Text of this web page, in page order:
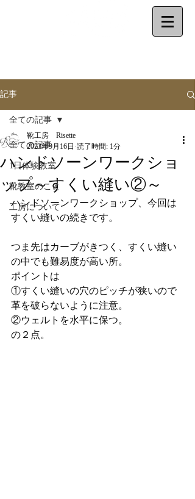
記事
全ての記事
1日体験教室
靴教室のこと
工房について
全ての記事
ハンドソーンワークショ
ップ～すくい縫い②～
靴工房 Risette
2023年9月16日 読了時間: 1分
ハンドソーンワークショップ、今回は
すくい縫いの続きです。
つま先はカーブがきつく、すくい縫い
の中でも難易度が高い所。
ポイントは
①すくい縫いの穴のピッチが狭いので
革を破らないように注意。
②ウェルトを水平に保つ。
の２点。